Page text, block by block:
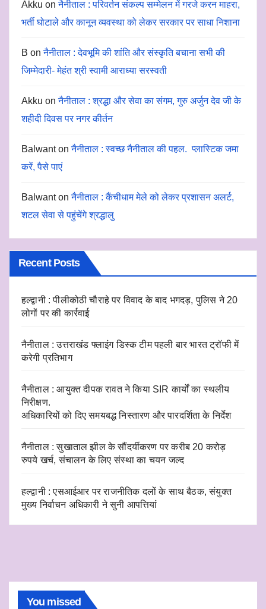
Akku onनैनीताल : परिवर्तन संकल्प सम्मेलन में गरजे करन माहरा,
भर्ती घोटाले और कानून व्यवस्था को लेकर सरकार पर साधा निशाना
B onनैनीताल : देवभूमि की शांति और संस्कृति बचाना सभी की
जिम्मेदारी- मेहंत श्री स्वामी आराध्या सरस्वती
Akku onनैनीताल : श्रद्धा और सेवा का संगम, गुरु अर्जुन देव जी के
शहीदी दिवस पर नगर कीर्तन
Balwantonनैनीताल : स्वच्छ नैनीताल की पहल. प्लास्टिक जमा
करें, पैसे पाएं
Balwantonनैनीताल : कैंचीधाम मेले को लेकर प्रशासन अलर्ट,
शटल सेवा से पहुंचेंगे श्रद्धालु
Recent Posts
हल्द्वानी : पीलीकोठी चौराहे पर विवाद के बाद भगदड़, पुलिस ने 20
लोगों पर की कार्रवाई
नैनीताल : उत्तराखंड फ्लाइंग डिस्क टीम पहली बार भारत ट्रॉफी में
करेगी प्रतिभाग
नैनीताल : आयुक्त दीपक रावत ने किया SIR कार्यों का स्थलीय
निरीक्षण.
अधिकारियों को दिए समयबद्ध निस्तारण और पारदर्शिता के निर्देश
नैनीताल : सुखाताल झील के सौंदर्यीकरण पर करीब 20 करोड़
रुपये खर्च, संचालन के लिए संस्था का चयन जल्द
हल्द्वानी : एसआईआर पर राजनीतिक दलों के साथ बैठक, संयुक्त
मुख्य निर्वाचन अधिकारी ने सुनी आपत्तियां
You missed